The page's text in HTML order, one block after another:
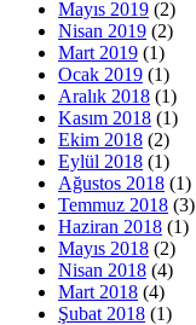
Mayıs 2019 (2)
Nisan 2019 (2)
Mart 2019 (1)
Ocak 2019 (1)
Aralık 2018 (1)
Kasım 2018 (1)
Ekim 2018 (2)
Eylül 2018 (1)
Ağustos 2018 (1)
Temmuz 2018 (3)
Haziran 2018 (1)
Mayıs 2018 (2)
Nisan 2018 (4)
Mart 2018 (4)
Şubat 2018 (1)